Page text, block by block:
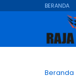
BERANDA
Beranda